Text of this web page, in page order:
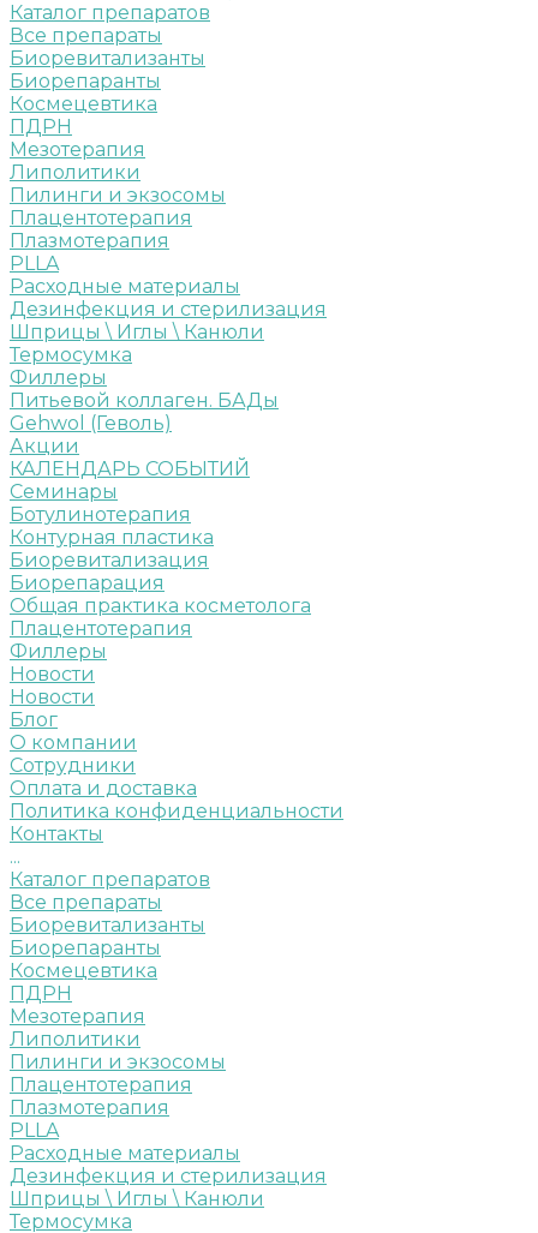
Каталог препаратов
Все препараты
Биоревитализанты
Биорепаранты
Космецевтика
ПДРН
Мезотерапия
Липолитики
Пилинги и экзосомы
Плацентотерапия
Плазмотерапия
PLLA
Расходные материалы
Дезинфекция и стерилизация
Шприцы \ Иглы \ Канюли
Термосумка
Филлеры
Питьевой коллаген. БАДы
Gehwol (Геволь)
Акции
КАЛЕНДАРЬ СОБЫТИЙ
Семинары
Ботулинотерапия
Контурная пластика
Биоревитализация
Биорепарация
Общая практика косметолога
Плацентотерапия
Филлеры
Новости
Новости
Блог
О компании
Сотрудники
Оплата и доставка
Политика конфиденциальности
Контакты
...
Каталог препаратов
Все препараты
Биоревитализанты
Биорепаранты
Космецевтика
ПДРН
Мезотерапия
Липолитики
Пилинги и экзосомы
Плацентотерапия
Плазмотерапия
PLLA
Расходные материалы
Дезинфекция и стерилизация
Шприцы \ Иглы \ Канюли
Термосумка